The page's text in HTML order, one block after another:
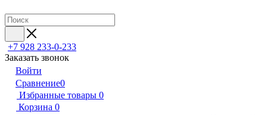
+7 928 233-0-233
Заказать звонок
Войти
Сравнение0
Избранные товары 0
Корзина 0